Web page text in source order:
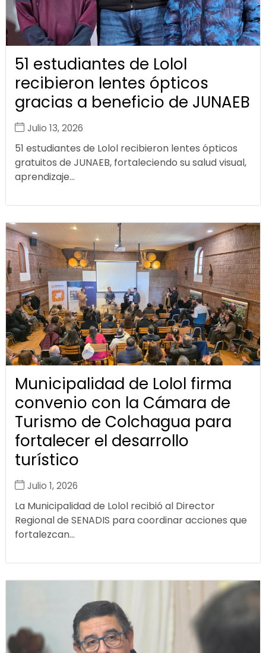
51 estudiantes de Lolol
recibieron lentes ópticos
gracias a beneficio de JUNAEB
Julio 13, 2026
51 estudiantes de Lolol recibieron lentes ópticos
gratuitos de JUNAEB, fortaleciendo su salud visual,
aprendizaje...
Municipalidad de Lolol firma
convenio con la Cámara de
Turismo de Colchagua para
fortalecer el desarrollo
turístico
Julio 1, 2026
La Municipalidad de Lolol recibió al Director
Regional de SENADIS para coordinar acciones que
fortalezcan...